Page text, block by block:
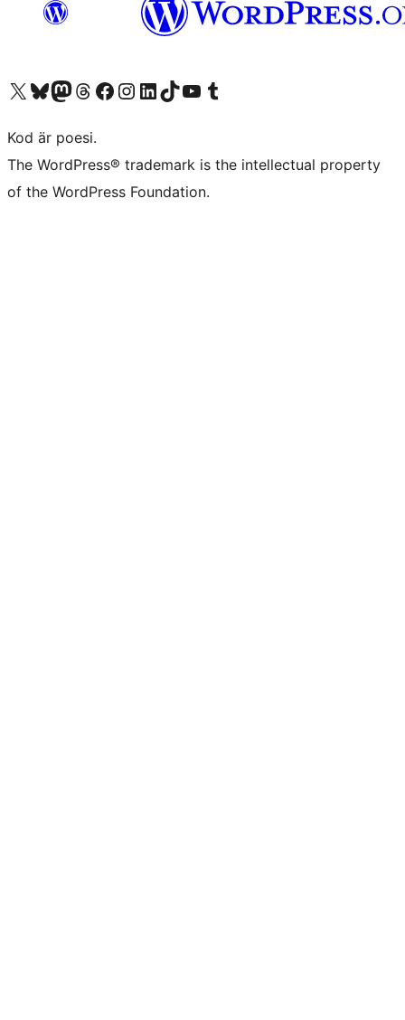
Besök vår X-konto (f.d. Twitter)
Besök vårt Bluesky-konto
Besök vårt Mastodon-konto
Besök vårt Thread-konto
Besök vår Facebook-sidaBesök vårt Instagram-konto
Besök vårt LinkedIn-konto
Besök vårt TikTok-konto
Besök vår YouTube-kanalBesök vårt Tumblr-konto
Kod är poesi.
The WordPress® trademark is the intellectual property
of the WordPress Foundation.